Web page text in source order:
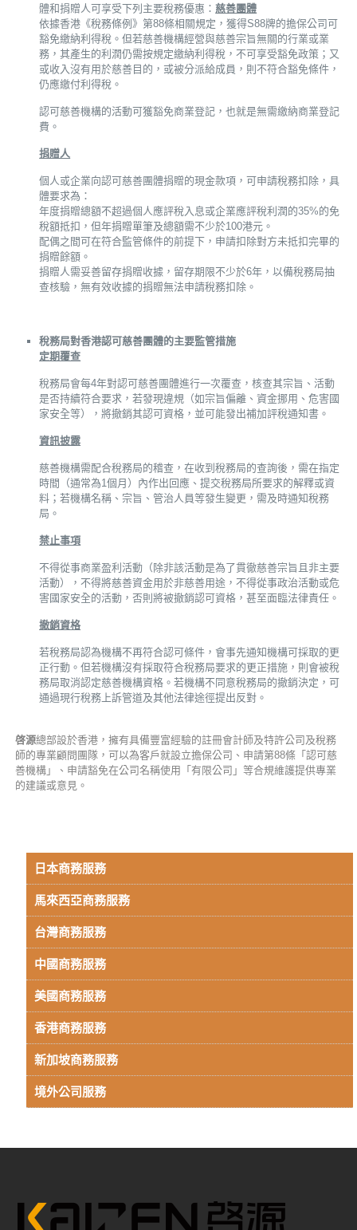
體和捐贈人可享受下列主要稅務優惠：慈善團體
依據香港《稅務條例》第88條相關規定，獲得S88牌的擔保公司可
豁免繳納利得稅。但若慈善機構經營與慈善宗旨無關的行業或業
務，其產生的利潤仍需按規定繳納利得稅，不可享受豁免政策；又
或收入沒有用於慈善目的，或被分派給成員，則不符合豁免條件，
仍應繳付利得稅。
認可慈善機構的活動可獲豁免商業登記，也就是無需繳納商業登記
費。
捐贈人
個人或企業向認可慈善團體捐贈的現金款項，可申請稅務扣除，具
體要求為：
年度捐贈總額不超過個人應評稅入息或企業應評稅利潤的35%的免
稅額抵扣，但年捐贈單筆及總額需不少於100港元。
配偶之間可在符合監管條件的前提下，申請扣除對方未抵扣完畢的
捐贈餘額。
捐贈人需妥善留存捐贈收據，留存期限不少於6年，以備稅務局抽
查核驗，無有效收據的捐贈無法申請稅務扣除。
稅務局對香港認可慈善團體的主要監管措施
定期覆查
稅務局會每4年對認可慈善團體進行一次覆查，核查其宗旨、活動
是否持續符合要求，若發現違規（如宗旨偏離、資金挪用、危害國
家安全等），將撤銷其認可資格，並可能發出補加評稅通知書。
資訊披露
慈善機構需配合稅務局的稽查，在收到稅務局的查詢後，需在指定
時間（通常為1個月）內作出回應、提交稅務局所要求的解釋或資
料；若機構名稱、宗旨、管治人員等發生變更，需及時通知稅務
局。
禁止事項
不得從事商業盈利活動（除非該活動是為了貫徹慈善宗旨且非主要
活動），不得將慈善資金用於非慈善用途，不得從事政治活動或危
害國家安全的活動，否則將被撤銷認可資格，甚至面臨法律責任。
撤銷資格
若稅務局認為機構不再符合認可條件，會事先通知機構可採取的更
正行動。但若機構沒有採取符合稅務局要求的更正措施，則會被稅
務局取消認定慈善機構資格。若機構不同意稅務局的撤銷決定，可
通過現行稅務上訴管道及其他法律途徑提出反對。
啓源總部設於香港，擁有具備豐富經驗的註冊會計師及特許公司及稅務
師的專業顧問團隊，可以為客戶就設立擔保公司、申請第88條「認可慈
善機構」、申請豁免在公司名稱使用「有限公司」等合規維護提供專業
的建議或意見。
日本商務服務
馬來西亞商務服務
台灣商務服務
中國商務服務
美國商務服務
香港商務服務
新加坡商務服務
境外公司服務